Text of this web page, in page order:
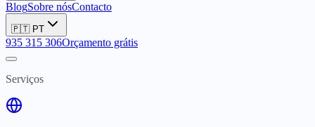
BlogSobre nósContacto
🇵🇹 PT
935 315 306Orçamento grátis
Serviços